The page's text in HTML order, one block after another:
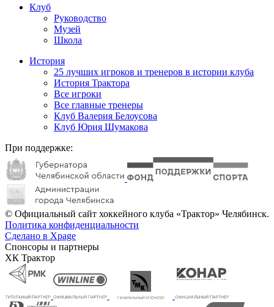
Клуб
Руководство
Музей
Школа
История
25 лучших игроков и тренеров в истории клуба
История Трактора
Все игроки
Все главные тренеры
Клуб Валерия Белоусова
Клуб Юрия Шумакова
При поддержке:
© Официальный сайт хоккейного клуба «Трактор» Челябинск.
Политика конфиденциальности
Сделано в Xpage
Спонсоры и партнеры
ХК Трактор